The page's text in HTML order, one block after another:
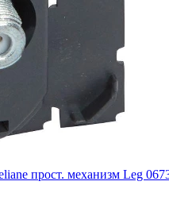
прост. механизм Leg